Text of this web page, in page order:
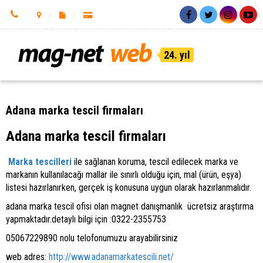
24. yıl
Adana marka tescil firmaları
Adana marka tescil firmaları
Marka tescilleri ile sağlanan koruma, tescil edilecek marka ve
markanın kullanılacağı mallar ile sınırlı olduğu için, mal (ürün, eşya)
listesi hazırlanırken, gerçek iş konusuna uygun olarak hazırlanmalıdır.
adana marka tescil ofisi olan magnet danışmanlık ücretsiz araştırma
yapmaktadır.detaylı bilgi için :0322-2355753
05067229890 nolu telofonumuzu arayabilirsiniz
web adres: http://www.adanamarkatescili.net/